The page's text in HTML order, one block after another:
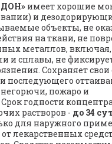
имеет хорошие
и
объекты, не
на ткани, не
металлов, включая,
и сплавы, не
Сохраняет свои
последующего
пожаро и
годности
растворов - до 34
для наружного
лекарственных